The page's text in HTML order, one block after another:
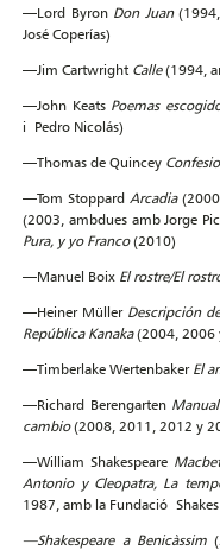
—Lord Byron Don Juan
José Coperías)
—Jim Cartwright Calle(1994,
—John Keats Poemas
i Pedro Nicolás)
—Thomas de Quincey
—Tom Stoppard Arcadia
(2003, ambdues amb Jorge
Pura, y yo Franco(2010)
—Manuel Boix El rostre/El
—Heiner Müller Descripción
República Kanaka(2004, 2006
—Timberlake Wertenbaker El
—Richard Berengarten
cambio(2008, 2011, 2012 y
—William Shakespeare
Antonio y Cleopatra, La
1987, amb la Fundació
—Shakespeare a Benicàssim